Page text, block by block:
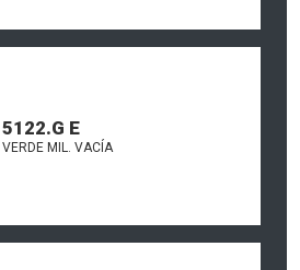
5122.G E
VERDE MIL. VACÍA